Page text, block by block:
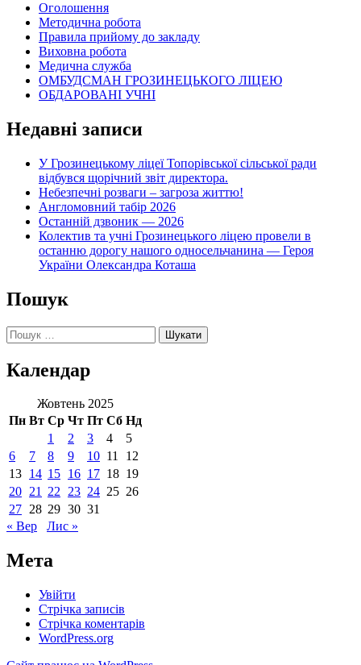
Оголошення
Методична робота
Правила прийому до закладу
Виховна робота
Медична служба
ОМБУДСМАН ГРОЗИНЕЦЬКОГО ЛІЦЕЮ
ОБДАРОВАНІ УЧНІ
Недавні записи
У Грозинецькому ліцеї Топорівської сільської ради
відбувся щорічний звіт директора.
Небезпечні розваги – загроза життю!
Англомовний табір 2026
Останній дзвоник — 2026
Колектив та учні Грозинецького ліцею провели в
останню дорогу нашого односельчанина — Героя
України Олександра Коташа
Пошук
Пошук:
Календар
Жовтень 2025
Пн Вт Ср Чт Пт Сб Нд
1
2 3 4
5
6
7 8 9 10 11
12
13 14 15 16 17 18 19
20 21 22 23 24 25 26
27 28 29 30 31
« Вер
Лис »
Мета
Увійти
Стрічка записів
Стрічка коментарів
WordPress.org